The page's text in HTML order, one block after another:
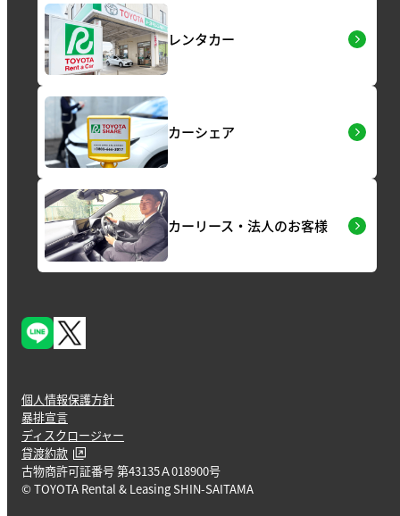
レンタカー
カーシェア
カーリース・法人のお客様
個人情報保護方針
暴排宣言
ディスクロージャー
貸渡約款
古物商許可証番号 第43135Ａ018900号
© TOYOTA Rental & Leasing SHIN-SAITAMA